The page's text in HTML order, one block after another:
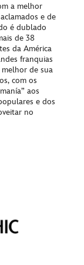
a melhor
e de
é dublado
de 38
da América
franquias
de sua
com os
aos
e dos
no